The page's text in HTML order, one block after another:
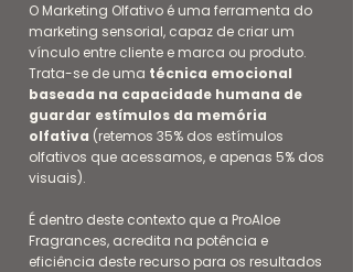
O Marketing Olfativo é uma ferramenta do
marketing sensorial, capaz de criar um
vínculo entre cliente e marca ou produto.
Trata-se de uma técnica emocional
baseada na capacidade humana de
guardar estímulos da memória
olfativa (retemos 35% dos estímulos
olfativos que acessamos, e apenas 5% dos
visuais).
É dentro deste contexto que a ProAloe
Fragrances, acredita na potência e
eficiência deste recurso para os resultados